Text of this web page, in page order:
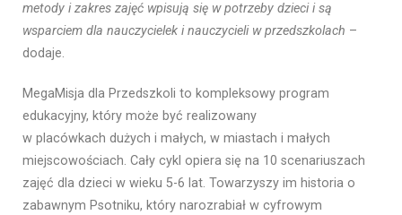
metody i zakres zajęć wpisują się w potrzeby dzieci i są
wsparciem dla nauczycielek i nauczycieli w przedszkolach –
dodaje.
MegaMisja dla Przedszkoli to kompleksowy program
edukacyjny, który może być realizowany
w placówkach dużych i małych, w miastach i małych
miejscowościach. Cały cykl opiera się na 10 scenariuszach
zajęć dla dzieci w wieku 5-6 lat. Towarzyszy im historia o
zabawnym Psotniku, który narozrabiał w cyfrowym